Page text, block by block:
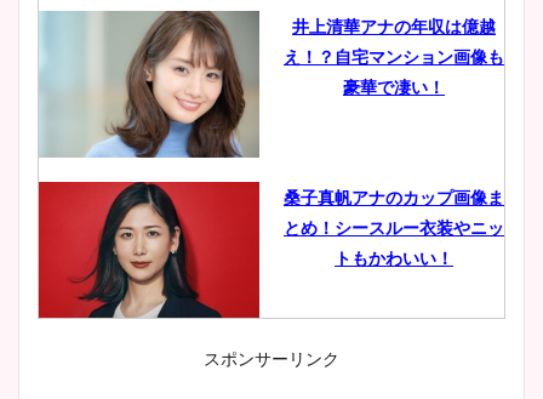
井上清華アナの年収は億越
え！？自宅マンション画像も
豪華で凄い！
桑子真帆アナのカップ画像ま
とめ！シースルー衣装やニッ
トもかわいい！
小室瑛莉子のカップ画像まと
スポンサーリンク